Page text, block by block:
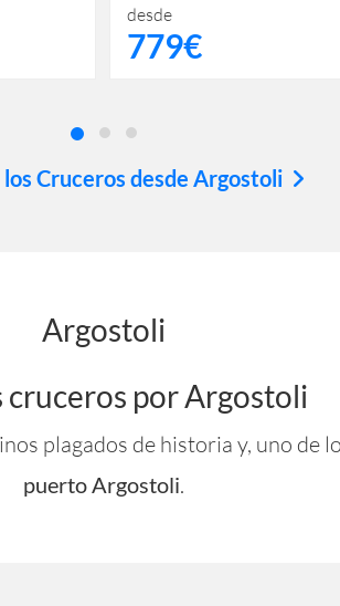
desde
779€
Cruceros desde Argostoli
Argostoli
cruceros por Argostoli
plagados de historia y, uno de
puerto Argostoli.